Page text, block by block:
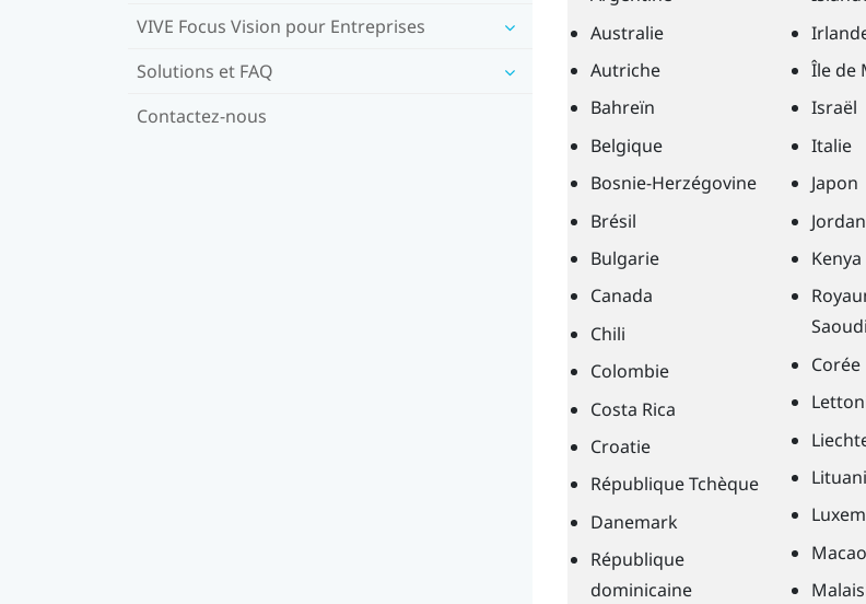
VIVE Focus Vision pour Entreprises
Solutions et FAQ
Contactez-nous
Australie
Autriche
Bahreïn
Belgique
Bosnie-Herzégovine
Brésil
Bulgarie
Canada
Chili
Colombie
Costa Rica
Croatie
République Tchèque
Danemark
République
dominicaine
Île de
Israël
Italie
Japon
Kenya
Corée
Macao